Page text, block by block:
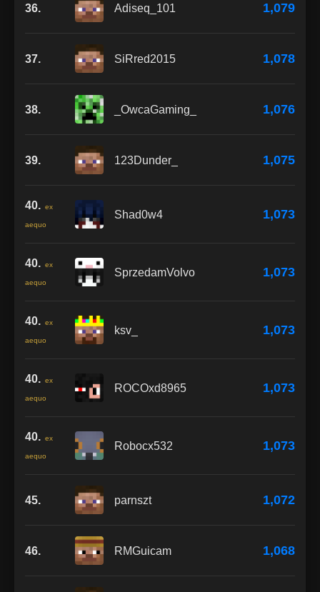
36. Adiseq_101 1,079
37. SiRred2015 1,078
38. _OwcaGaming_ 1,076
39. 123Dunder_ 1,075
40. ex
aequo
Shad0w4 1,073
40. ex
aequo
SprzedamVolvo 1,073
40. ex
aequo
ksv_ 1,073
40. ex
aequo
ROCOxd8965 1,073
40. ex
aequo
Robocx532 1,073
45. parnszt 1,072
46. RMGuicam 1,068